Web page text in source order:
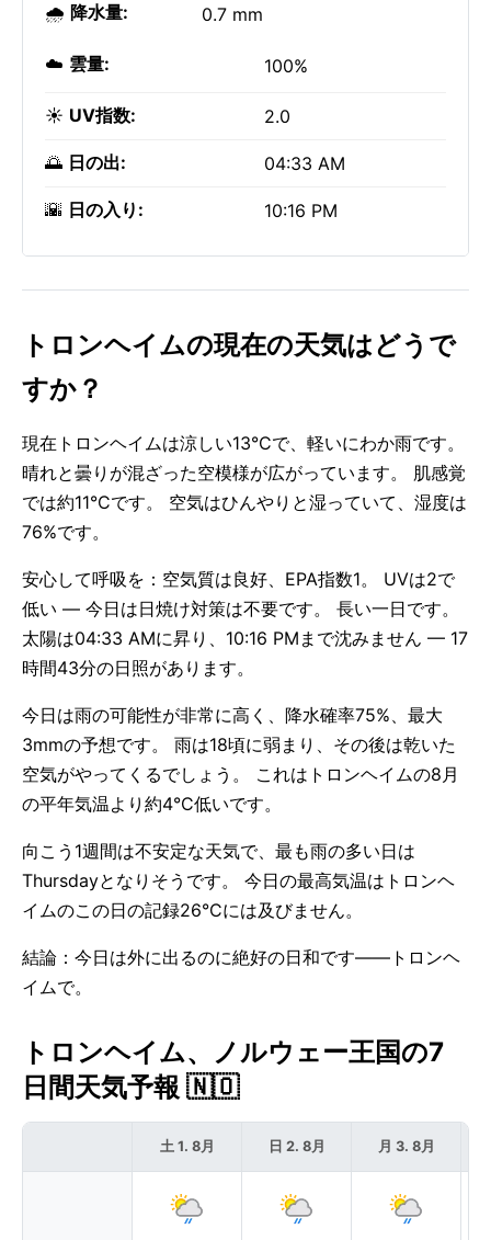
🌧️ 降水量: 0.7 mm
☁️ 雲量: 100%
☀️ UV指数: 2.0
🌅 日の出: 04:33 AM
🌇 日の入り: 10:16 PM
トロンヘイムの現在の天気はどうで
すか？
現在トロンヘイムは涼しい13°Cで、軽いにわか雨です。
晴れと曇りが混ざった空模様が広がっています。 肌感覚
では約11°Cです。 空気はひんやりと湿っていて、湿度は
76%です。
安心して呼吸を：空気質は良好、EPA指数1。 UVは2で
低い — 今日は日焼け対策は不要です。 長い一日です。
太陽は04:33 AMに昇り、10:16 PMまで沈みません — 17
時間43分の日照があります。
今日は雨の可能性が非常に高く、降水確率75%、最大
3mmの予想です。 雨は18頃に弱まり、その後は乾いた
空気がやってくるでしょう。 これはトロンヘイムの8月
の平年気温より約4°C低いです。
向こう1週間は不安定な天気で、最も雨の多い日は
Thursdayとなりそうです。 今日の最高気温はトロンヘ
イムのこの日の記録26°Cには及びません。
結論：今日は外に出るのに絶好の日和です——トロンヘ
イムで。
トロンヘイム、ノルウェー王国の7
日間天気予報 🇳🇴
土 1. 8月 日 2. 8月 月 3. 8月